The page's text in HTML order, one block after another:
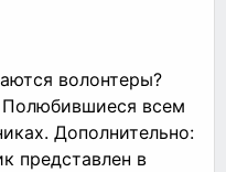
волонтеры?
всем
Дополнительно:
представлен в